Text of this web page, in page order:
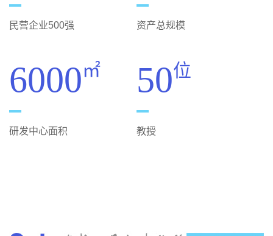
民营企业500强 资产总规模
6000㎡
研发中心面积
50位
教授